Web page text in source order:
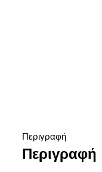
Περιγραφή
Περιγραφή